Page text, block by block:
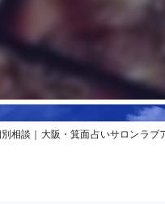
相談｜大阪・箕面占いサロンラブ